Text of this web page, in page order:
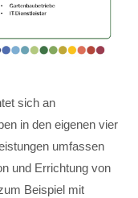
sich an
in den eigenen vier
umfassen
und Errichtung von
Beispiel mit